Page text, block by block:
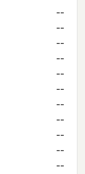
--
--
--
--
--
--
--
--
--
--
--